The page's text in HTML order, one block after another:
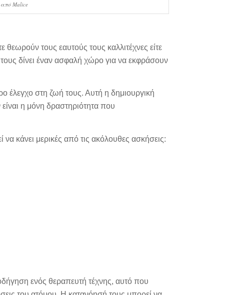
Malice
τους εαυτούς τους καλλιτέχνες είτε
δίνει έναν ασφαλή χώρο για να εκφράσουν
έλεγχο στη ζωή τους. Αυτή η δημιουργική
η μόνη δραστηριότητα που
να κάνει μερικές από τις ακόλουθες ασκήσεις:
ενός θεραπευτή τέχνης, αυτό που